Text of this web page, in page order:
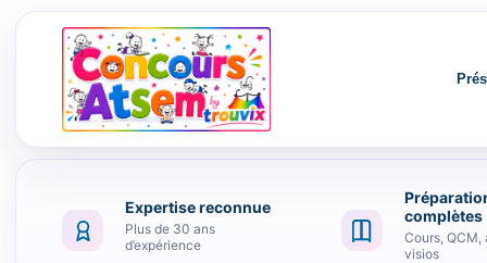
Expertise reconnue
Plus de 30 ans
d’expérience
complètes
Cours, QCM,
visios